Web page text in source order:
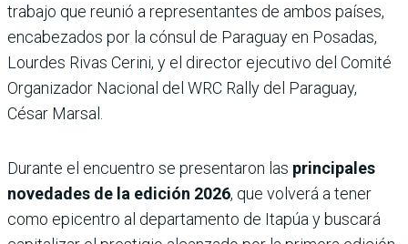
trabajo que reunió a representantes de ambos países,
encabezados por la cónsul de Paraguay en Posadas,
Lourdes Rivas Cerini, y el director ejecutivo del Comité
Organizador Nacional del WRC Rally del Paraguay,
César Marsal.
Durante el encuentro se presentaron las principales
novedades de la edición 2026, que volverá a tener
como epicentro al departamento de Itapúa y buscará